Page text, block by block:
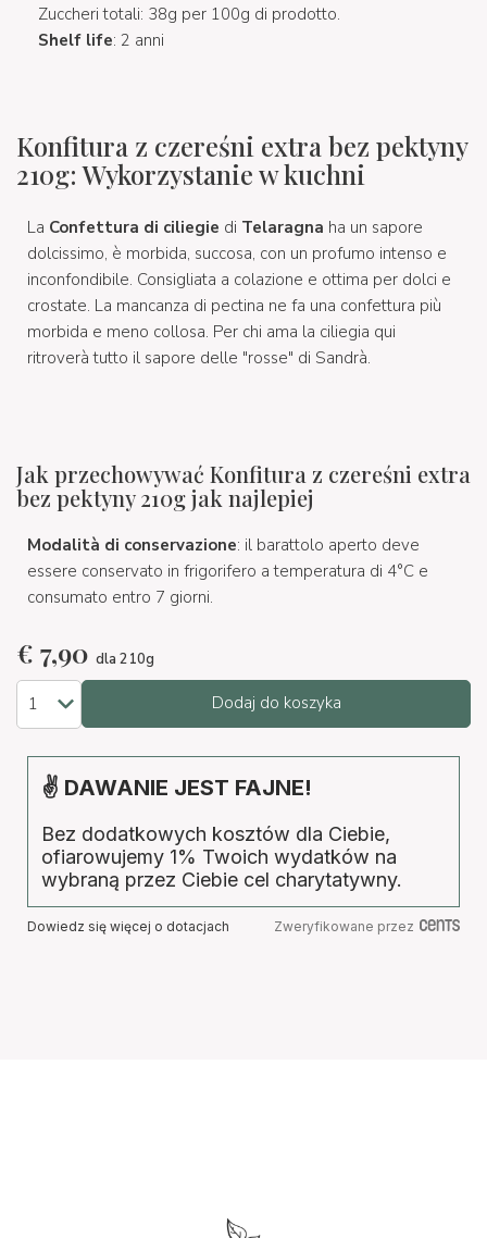
Zuccheri totali: 38g per 100g di prodotto.
Shelf life: 2 anni
Konfitura z czereśni extra bez pektyny
210g: Wykorzystanie w kuchni
La Confettura di ciliegie di Telaragna ha un sapore
dolcissimo, è morbida, succosa, con un profumo intenso e
inconfondibile. Consigliata a colazione e ottima per dolci e
crostate. La mancanza di pectina ne fa una confettura più
morbida e meno collosa. Per chi ama la ciliegia qui
ritroverà tutto il sapore delle "rosse" di Sandrà.
Jak przechowywać Konfitura z czereśni extra
bez pektyny 210g jak najlepiej
Modalità di conservazione: il barattolo aperto deve
essere conservato in frigorifero a temperatura di 4°C e
consumato entro 7 giorni.
€ 7,90 dla 210g
Dodaj do koszyka
✌ DAWANIE JEST FAJNE!
Bez dodatkowych kosztów dla Ciebie,
ofiarowujemy 1% Twoich wydatków na
wybraną przez Ciebie cel charytatywny.
Dowiedz się więcej o dotacjach Zweryfikowane przez